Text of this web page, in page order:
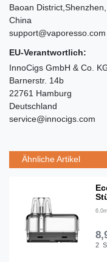
Baoan
China
support@vaporesso.com
EU-Verantwortlich:
InnoCigs GmbH & Co.
Barnerstr. 14b
22761 Hamburg
Deutschland
service@innocigs.com
Ähnliche Artikel
2